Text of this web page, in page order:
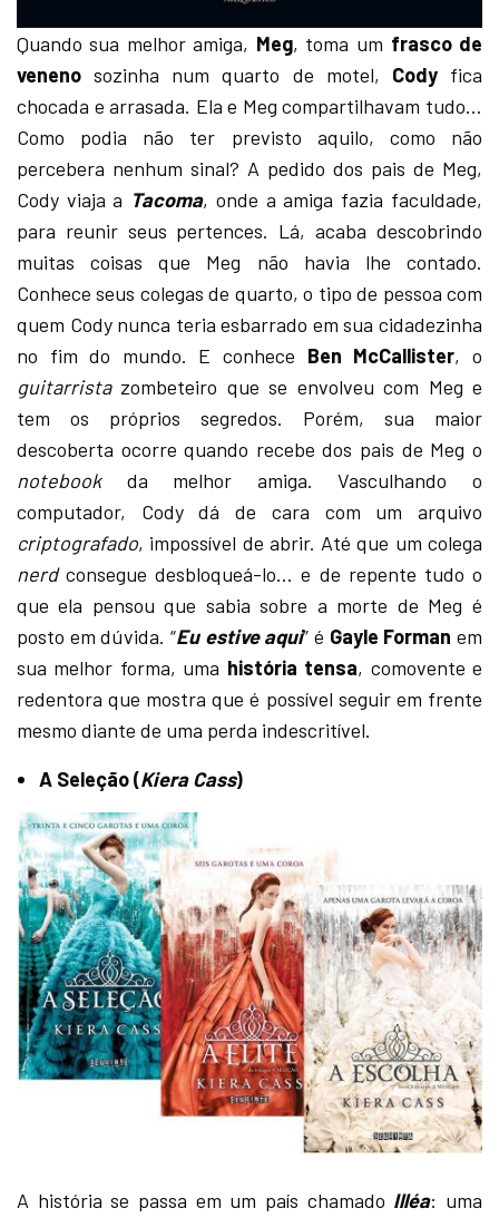
Quando sua melhor amiga, Meg, toma um frasco de
veneno sozinha num quarto de motel, Codyfica
chocada e arrasada. Ela e Meg compartilhavam tudo…
Como podia não ter previsto aquilo, como não
percebera nenhum sinal? A pedido dos pais de Meg,
Cody viaja a Tacoma, onde a amiga fazia faculdade,
para reunir seus pertences. Lá, acaba descobrindo
muitas coisas que Meg não havia lhe contado.
Conhece seus colegas de quarto, o tipo de pessoa com
quem Cody nunca teria esbarrado em sua cidadezinha
no fim do mundo. E conhece Ben McCallister, o
guitarristazombeteiro que se envolveu com Meg e
tem os próprios segredos. Porém, sua maior
descoberta ocorre quando recebe dos pais de Meg o
notebookda melhor amiga. Vasculhando o
computador, Cody dá de cara com um arquivo
criptografado, impossível de abrir. Até que um colega
nerdconsegue desbloqueá-lo… e de repente tudo o
que ela pensou que sabia sobre a morte de Meg é
posto em dúvida. “Eu estive aqui” é Gayle Forman em
sua melhor forma, uma história tensa, comovente e
redentora que mostra que é possível seguir em frente
mesmo diante de uma perda indescritível.
A Seleção (Kiera Cass)
A história se passa em um país chamado Illéa: uma